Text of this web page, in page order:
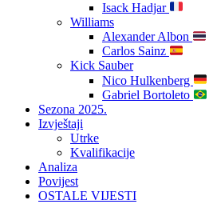
Isack Hadjar
Williams
Alexander Albon
Carlos Sainz
Kick Sauber
Nico Hulkenberg
Gabriel Bortoleto
Sezona 2025.
Izvještaji
Utrke
Kvalifikacije
Analiza
Povijest
OSTALE VIJESTI